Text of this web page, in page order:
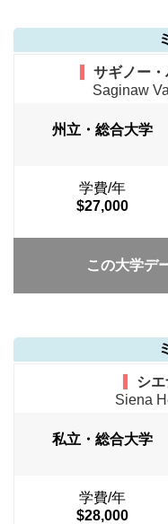
サギノー
Saginaw
州立・総合大学
学費/年
$27,000
この大学デ
シ
Siena
私立・総合大学
学費/年
$28,000